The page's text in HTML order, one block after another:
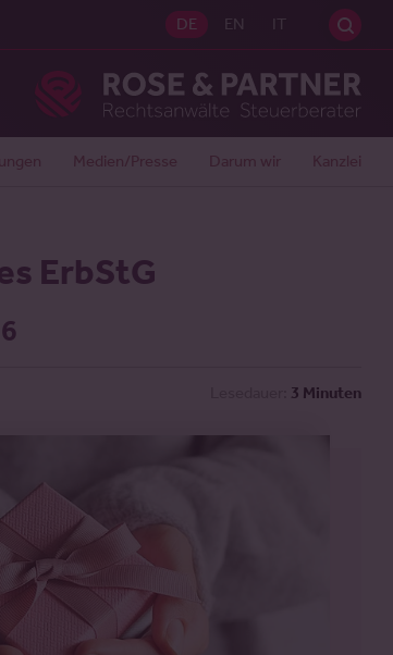
DE EN IT
Medien/Presse Darum wir Kanzlei
ErbStG
3 Minuten